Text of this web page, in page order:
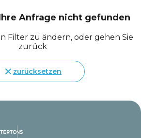
Anfrage nicht gefunden
Filter zu ändern, oder gehen Sie
zurück
zurücksetzen